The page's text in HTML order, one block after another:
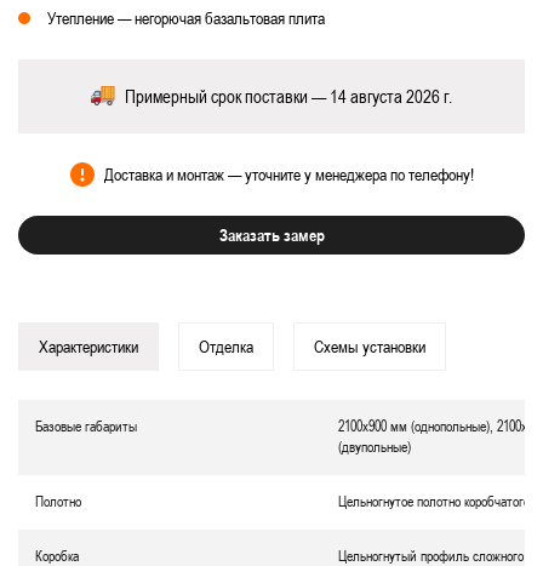
Утепление — негорючая базальтовая плита
Примерный срок поставки — 14 августа 2026 г.
Доставка и монтаж — уточните у менеджера по телефону!
Заказать замер
Характеристики Отделка Схемы установки
Базовые габариты
2100х900 мм (однопольные),
(двупольные)
Полотно Цельногнутое полотно коробчатого
Коробка Цельногнутый профиль сложного